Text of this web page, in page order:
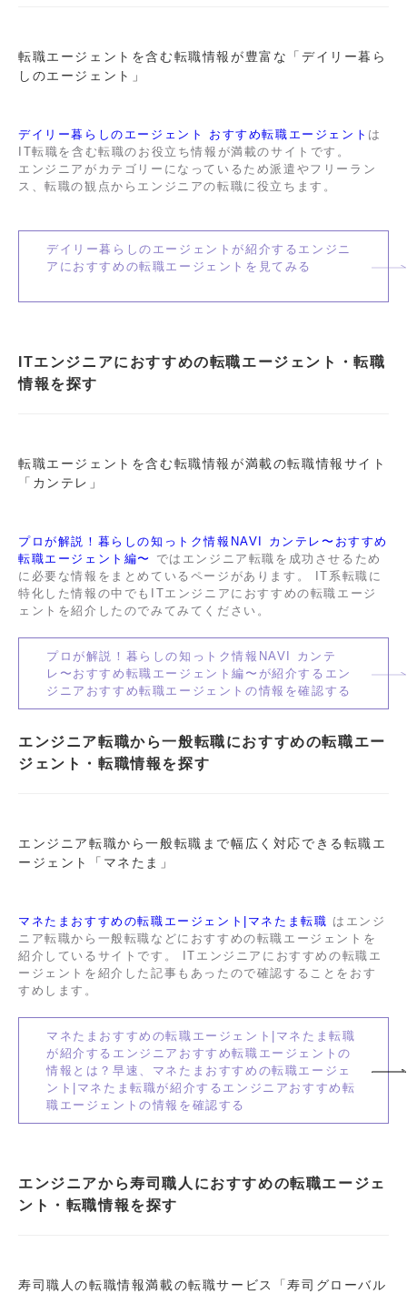
転職エージェントを含む転職情報が豊富な「デイリー暮ら
しのエージェント」
デイリー暮らしのエージェント おすすめ転職エージェント は
IT転職を含む転職のお役立ち情報が満載のサイトです。
エンジニアがカテゴリーになっているため派遣やフリーラン
ス、転職の観点からエンジニアの転職に役立ちます。
デイリー暮らしのエージェントが紹介するエンジニ
アにおすすめの転職エージェントを見てみる
ITエンジニアにおすすめの転職エージェント・転職
情報を探す
転職エージェントを含む転職情報が満載の転職情報サイト
「カンテレ」
プロが解説！暮らしの知っトク情報NAVI カンテレ〜おすすめ
転職エージェント編〜 ではエンジニア転職を成功させるため
に必要な情報をまとめているページがあります。 IT系転職に
特化した情報の中でもITエンジニアにおすすめの転職エージ
ェントを紹介したのでみてみてください。
プロが解説！暮らしの知っトク情報NAVI カンテ
レ〜おすすめ転職エージェント編〜が紹介するエン
ジニアおすすめ転職エージェントの情報を確認する
エンジニア転職から一般転職におすすめの転職エー
ジェント・転職情報を探す
エンジニア転職から一般転職まで幅広く対応できる転職エ
ージェント「マネたま」
マネたまおすすめの転職エージェント|マネたま転職 はエンジ
ニア転職から一般転職などにおすすめの転職エージェントを
紹介しているサイトです。 ITエンジニアにおすすめの転職エ
ージェントを紹介した記事もあったので確認することをおす
すめします。
マネたまおすすめの転職エージェント|マネたま転職
が紹介するエンジニアおすすめ転職エージェントの
情報とは？早速、マネたまおすすめの転職エージェ
ント|マネたま転職が紹介するエンジニアおすすめ転
職エージェントの情報を確認する
エンジニアから寿司職人におすすめの転職エージェ
ント・転職情報を探す
寿司職人の転職情報満載の転職サービス「寿司グローバル